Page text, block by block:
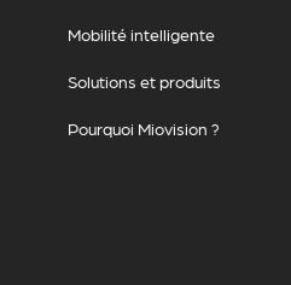
Mobilité intelligente
Solutions et produits
Pourquoi Miovision ?